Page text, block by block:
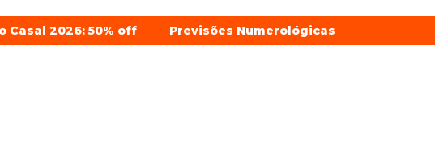
Casal 2026: 50% off Previsões Numerológicas